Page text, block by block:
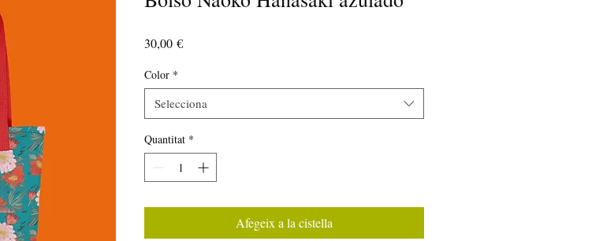
30,00 €Price
Color *
Selecciona
Quantitat *
Afegeix a la cistella